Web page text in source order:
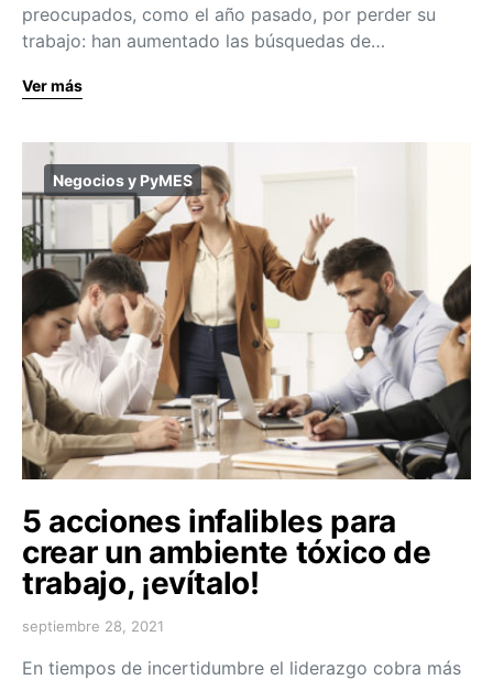
preocupados, como el año pasado, por perder su
trabajo: han aumentado las búsquedas de…
Ver más
Negocios y PyMES
5 acciones infalibles para
crear un ambiente tóxico de
trabajo, ¡evítalo!
septiembre 28, 2021
En tiempos de incertidumbre el liderazgo cobra más